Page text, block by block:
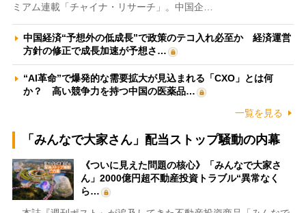
ミアム連載「チャイナ・リサーチ」。中国企…
中国経済“予想外の低成長”で政策のテコ入れ必至か 経済運営
方針の修正で成長加速が予想さ…
“AI革命”で爆発的な需要拡大が見込まれる「CXO」とは何
か？ 高い競争力を持つ中国の医薬品…
一覧を見る
「みんなで大家さん」配当ストップ騒動の内幕
《ついに見えた問題の核心》「みんなで大家さ
ん」2000億円超不動産投資トラブル“異常なく
ら…